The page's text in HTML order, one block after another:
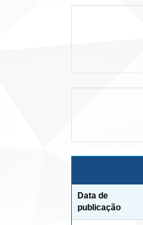
Data de
publicação